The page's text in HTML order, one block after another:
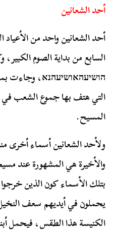
أحد الشعانين
أحد الشعانين واحد من الأعياد
السابع من بداية الصوم
הושיעהאושיעהנא، وجاءت
التي هتف بها جموع الشعب في
المسيح.
ولأحد الشعانين أسماء أخرى
والأخيرة هي المشهورة عند
بتلك الأسماء كون الذين
يحملون في أيديهم سعف
الكنيسة هذا الطقس، فيحمل